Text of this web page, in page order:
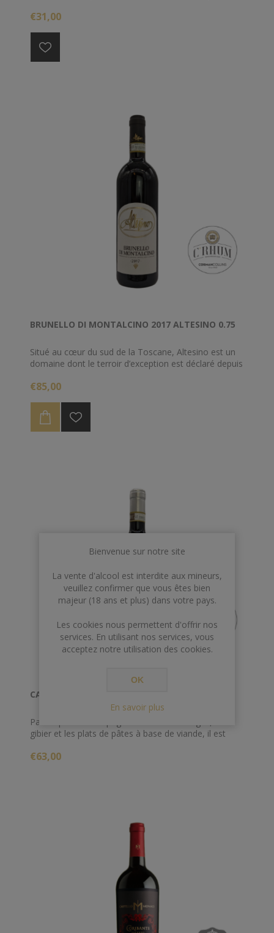
€31,00
BRUNELLO DI MONTALCINO 2017 ALTESINO 0.75
Situé au cœur du sud de la Toscane, Altesino est un
domaine dont le terroir d’exception est déclaré depuis
la nature environnante, ce domaine excelle dans la
production de grands vins de Brunello di Montalcino
DOCG, une des principales appellations en Italie.
€85,00
CASTELLO DI AMA SAN LORENZO 2018 0.75CL
Parfait pour accompagner les viandes rouges, le
gibier et les plats de pâtes à base de viande, il est
fromages affinés.
€63,00
Bienvenue sur notre site
La vente d'alcool est interdite aux mineurs,
veuillez confirmer que vous êtes bien
majeur (18 ans et plus) dans votre pays.
Les cookies nous permettent d'offrir nos
services. En utilisant nos services, vous
acceptez notre utilisation des cookies.
OK
En savoir plus